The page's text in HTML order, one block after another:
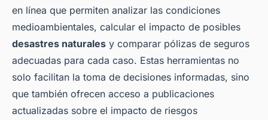
en línea que permiten analizar las condiciones
medioambientales, calcular el impacto de posibles
desastres naturales y comparar pólizas de seguros
adecuadas para cada caso. Estas herramientas no
solo facilitan la toma de decisiones informadas, sino
que también ofrecen acceso a publicaciones
actualizadas sobre el impacto de riesgos